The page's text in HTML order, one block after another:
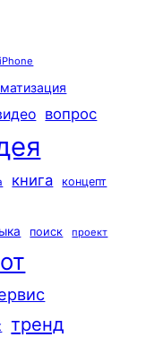
iPhone
вопрос
книга
концепт
поиск проект
тренд